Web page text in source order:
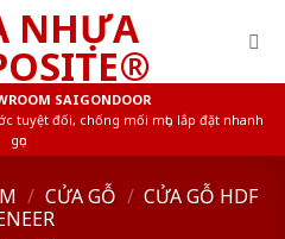
SAIGONDOOR
tuyệt đối, chống mối mọt, lắp đặt nhanh
gọn
/ CỬA GỖ / CỬA GỖ HDF